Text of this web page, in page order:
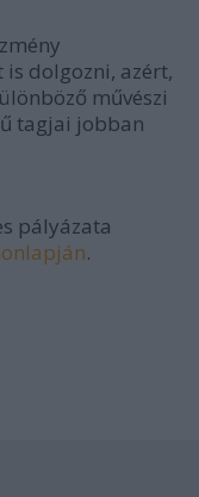
is dolgozni, azért,
művészi
tagjai jobban
pályázata
.